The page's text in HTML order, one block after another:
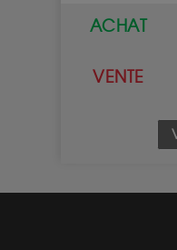
ACHAT
VENTE